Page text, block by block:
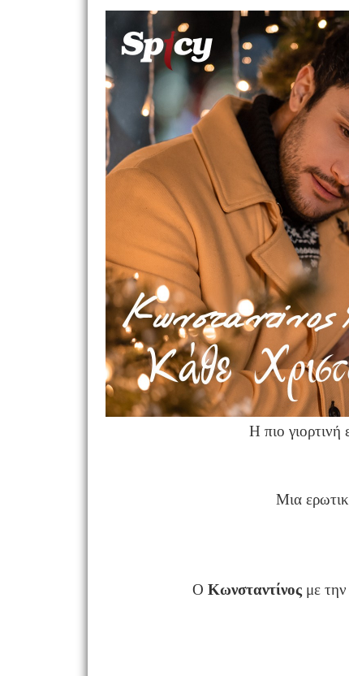
Η πιο γιορτινή
Μια
Ο Κωνσταντίνοςμε την